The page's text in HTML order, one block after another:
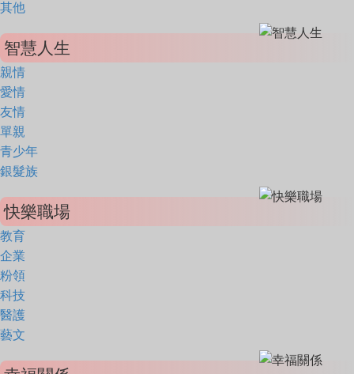
其他
智慧人生
親情
愛情
友情
單親
青少年
銀髮族
快樂職場
教育
企業
粉領
科技
醫護
藝文